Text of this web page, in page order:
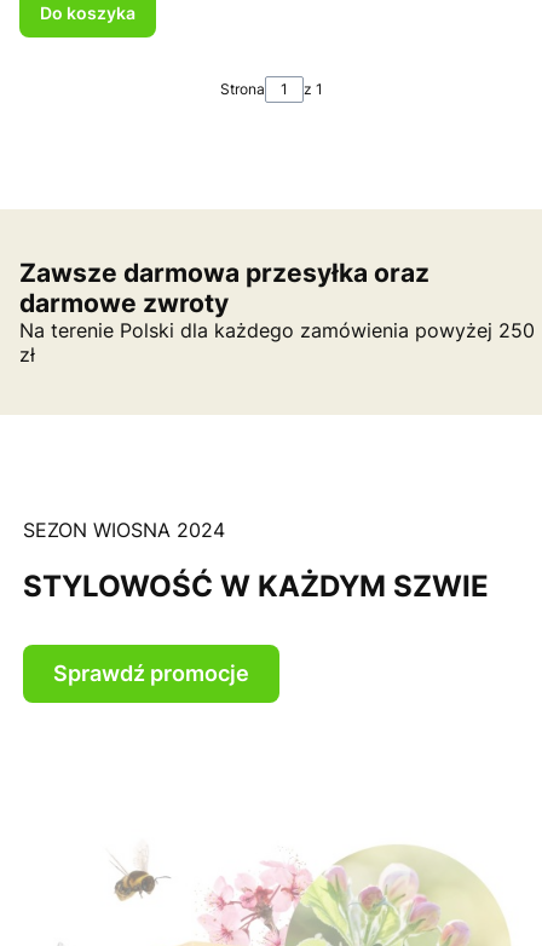
Do koszyka
Strona z 1
Zawsze darmowa przesyłka oraz
darmowe zwroty
Na terenie Polski dla każdego zamówienia powyżej 250
zł
SEZON WIOSNA 2024
STYLOWOŚĆ W KAŻDYM SZWIE
Sprawdź promocje